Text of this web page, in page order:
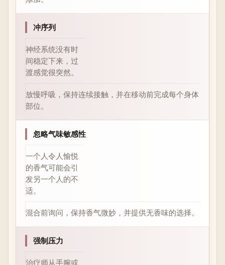
冲序列
神经系统没有时
间稳定下来，过
渡感觉很突然。
放慢呼吸，保持连续接触，并在移动前完成每个身体
部位。
忽略气味敏感性
一个人令人愉悦
的香气可能会引
发另一个人的不
适。
混合前询问，保持香气微妙，并提供无香味的选择。
强制压力